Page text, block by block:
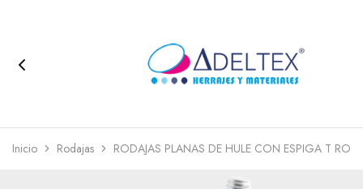
Inicio Rodajas RODAJAS PLANAS DE HULE CON ESPIGA T